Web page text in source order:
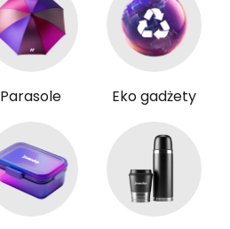
Parasole Eko gadżety